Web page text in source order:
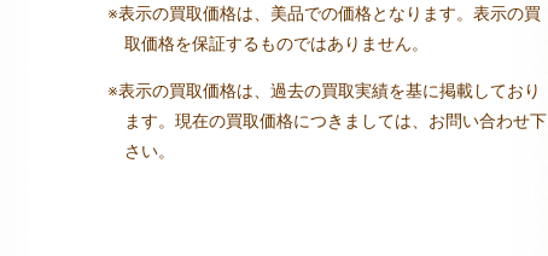
※表示の買取価格は、美品での価格となります。表示の買
取価格を保証するものではありません。
※表示の買取価格は、過去の買取実績を基に掲載しており
ます。現在の買取価格につきましては、お問い合わせ下
さい。